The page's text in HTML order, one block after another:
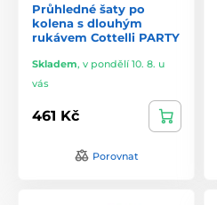
Průhledné šaty po
kolena s dlouhým
rukávem Cottelli PARTY
Skladem, v pondělí 10. 8. u
vás
461 Kč
Porovnat